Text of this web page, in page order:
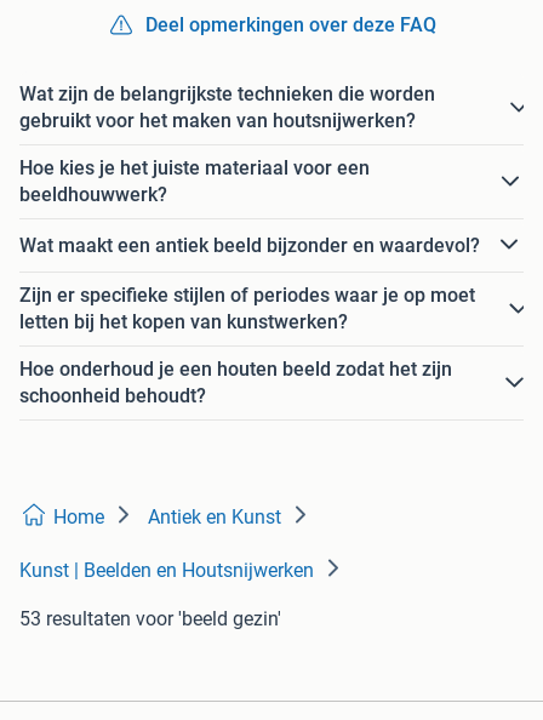
Deel opmerkingen over deze FAQ
Wat zijn de belangrijkste technieken die worden
gebruikt voor het maken van houtsnijwerken?
Hoe kies je het juiste materiaal voor een
beeldhouwwerk?
Wat maakt een antiek beeld bijzonder en waardevol?
Zijn er specifieke stijlen of periodes waar je op moet
letten bij het kopen van kunstwerken?
Hoe onderhoud je een houten beeld zodat het zijn
schoonheid behoudt?
Home Antiek en Kunst
Kunst | Beelden en Houtsnijwerken
53 resultaten voor 'beeld gezin'